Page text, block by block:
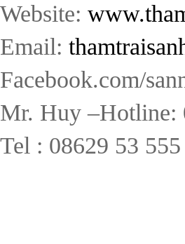
Website:
Email:
Facebook.com/
Mr. Huy –Hotline:
Tel : 08629 53